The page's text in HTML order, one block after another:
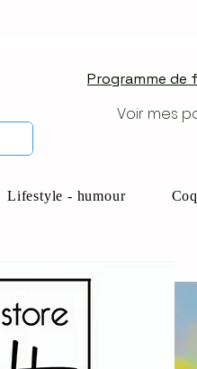
Programme de
Voir mes
Lifestyle - humour